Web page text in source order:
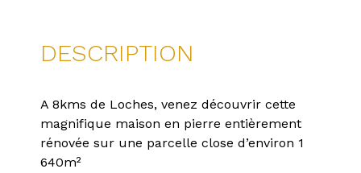
DESCRIPTION
A 8kms de Loches, venez découvrir cette
magnifique maison en pierre entièrement
rénovée sur une parcelle close d’environ 1
640m²